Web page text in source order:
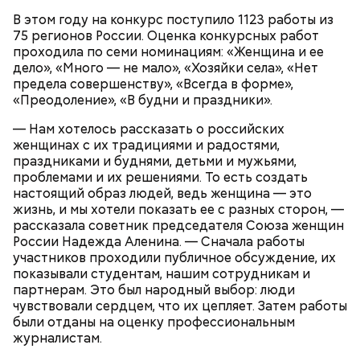
В этом году на конкурс поступило 1123 работы из
75 регионов России. Оценка конкурсных работ
проходила по семи номинациям: «Женщина и ее
дело», «Много — не мало», «Хозяйки села», «Нет
предела совершенству», «Всегда в форме»,
«Преодоление», «В будни и праздники».
— Нам хотелось рассказать о российских
женщинах с их традициями и радостями,
праздниками и буднями, детьми и мужьями,
проблемами и их решениями. То есть создать
настоящий образ людей, ведь женщина — это
жизнь, и мы хотели показать ее с разных сторон, —
рассказала советник председателя Союза женщин
России Надежда Аленина. — Сначала работы
участников проходили публичное обсуждение, их
показывали студентам, нашим сотрудникам и
партнерам. Это был народный выбор: люди
чувствовали сердцем, что их цепляет. Затем работы
были отданы на оценку профессиональным
журналистам.
А в лесах Шатурского округа Московской области
грибники все чаще стали находить мутинус
Опасные виды грибов хорошо маскируются под
съедобные, поэтому неопытным людям очень
сложнораспознать ложный гриб . Как отличить
съедобные грибы от ядовитых — в материале «ВМ».
Однако если молния все же взорвется, то это
может привести к тому, что человек получит ожоги
или загорится помещение, предупредил эксперт.